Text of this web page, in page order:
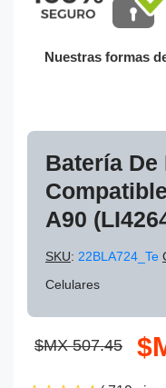
Nuestras formas
Batería De
A90
SKU: 22BLA724_Te
Celulares
$MX 507.45